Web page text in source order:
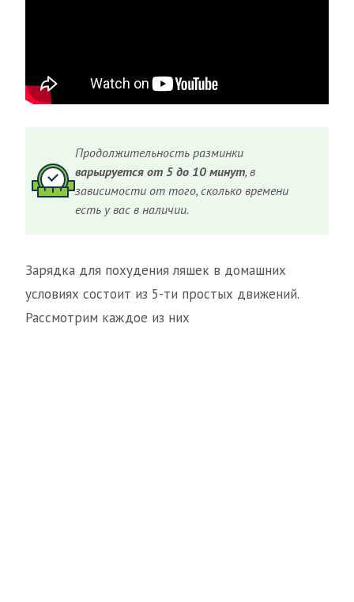
Продолжительность разминки
варьируется от 5 до 10 минут, в
зависимости от того, сколько времени
есть у вас в наличии.
Зарядка для похудения ляшек в домашних
условиях состоит из 5-ти простых движений.
Рассмотрим каждое из них